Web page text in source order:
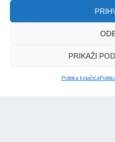
PRIKAŽI
Politika kolačića